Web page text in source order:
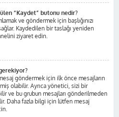
“Kaydet” butonu nedir?
ve göndermek için başlığınızı
Kaydedilen bir taslağı yeniden
ziyaret edin.
göndermek için ilk önce mesajların
olabilir. Ayrıca yönetici, sizi bir
ve bu grubun mesajları gönderilmeden
Daha fazla bilgi için lütfen mesaj